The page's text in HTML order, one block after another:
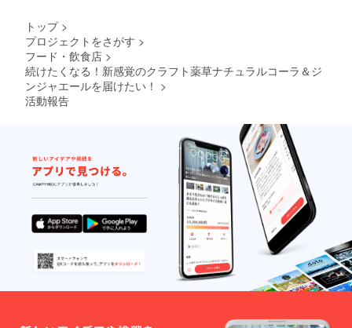
メージ
能性が
ありま
す。
トップ >
プロジェクトをさがす >
フード・飲食店 >
続けたくなる！新感覚のクラフト薬草ナチュラルコーラ＆ジ
ンジャエールを届けたい！ >
活動報告